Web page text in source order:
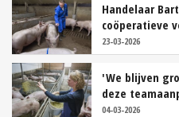
Handelaar
coöperatieve
23-03-2026
'We blijven
deze
04-03-2026